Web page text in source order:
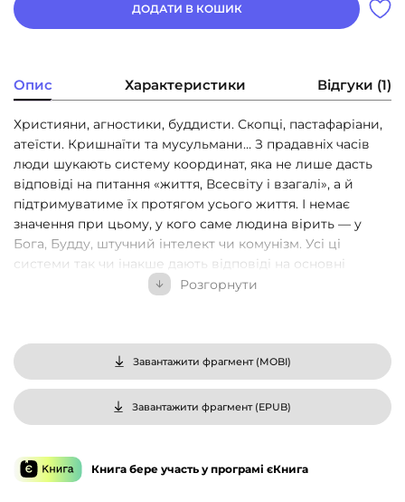
ДОДАТИ В КОШИК
Опис Характеристики Відгуки (1)
Християни, агностики, буддисти. Скопці, пастафаріани,
атеїсти. Кришнаїти та мусульмани… З прадавніх часів
люди шукають систему координат, яка не лише дасть
відповіді на питання «життя, Всесвіту і взагалі», а й
підтримуватиме їх протягом усього життя. І немає
значення при цьому, у кого саме людина вірить — у
Бога, Будду, штучний інтелект чи комунізм. Усі ці
системи так чи інакше дають відповіді на основні
питання людства та працюють за схожими правилами.
релігії функціонують та як заробляють гроші, борються
за владу, використовують психоактивні речовини і секс
та як реагують на нові виклики, — від ЛГБТ та
економічних катастроф до воєн і Сovid-19. Чому
знищити релігію? Як щупальця конспірології
проникають у людську свідомість і чому критичне
Розгорнути
Завантажити фрагмент (MOBI)
Завантажити фрагмент (EPUB)
Книга бере участь у програмі єКнига